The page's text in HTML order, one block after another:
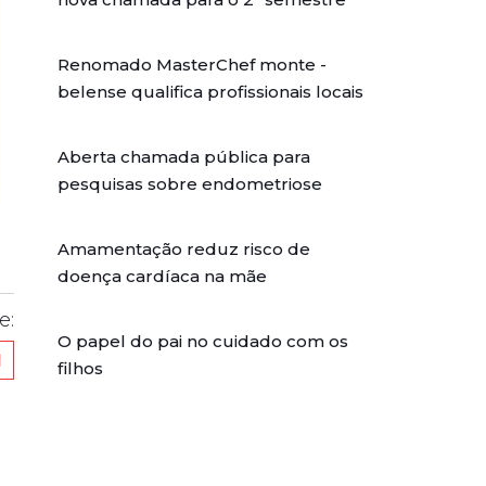
Renomado MasterChef monte -
belense qualifica profissionais locais
Aberta chamada pública para
pesquisas sobre endometriose
Amamentação reduz risco de
doença cardíaca na mãe
O papel do pai no cuidado com os
filhos